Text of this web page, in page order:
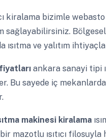
kiralama bizimle webasto
sağlayabilirsiniz.
ve yalıtım
ankara sanayi tipi
Bu sayede iç
makinesi kiralama
mazotlu ısıtıcı